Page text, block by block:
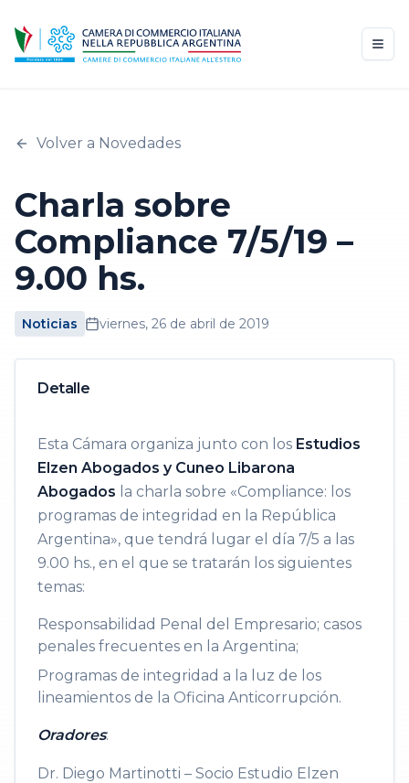
Volver a Novedades
Charla sobre
Compliance 7/5/19 –
9.00 hs.
Noticias viernes, 26 de abril de 2019
Detalle
Esta Cámara organiza junto con los Estudios
Elzen Abogados y Cuneo Libarona
Abogados la charla sobre «Compliance: los
programas de integridad en la República
Argentina», que tendrá lugar el día 7/5 a las
9.00 hs., en el que se tratarán los siguientes
temas:
Responsabilidad Penal del Empresario; casos
penales frecuentes en la Argentina;
Programas de integridad a la luz de los
lineamientos de la Oficina Anticorrupción.
Oradores:
Dr. Diego Martinotti – Socio Estudio Elzen